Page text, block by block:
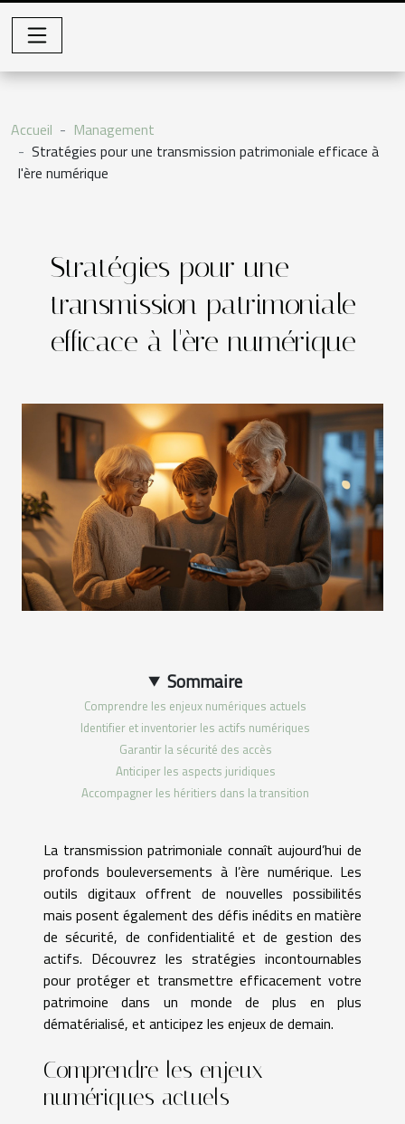
Accueil
Management
Stratégies pour une transmission patrimoniale efficace à
l'ère numérique
Stratégies pour une
transmission patrimoniale
efficace à l'ère numérique
Sommaire
Comprendre les enjeux numériques actuels
Identifier et inventorier les actifs numériques
Garantir la sécurité des accès
Anticiper les aspects juridiques
Accompagner les héritiers dans la transition
La transmission patrimoniale connaît aujourd’hui de
profonds bouleversements à l’ère numérique. Les
outils digitaux offrent de nouvelles possibilités
mais posent également des défis inédits en matière
de sécurité, de confidentialité et de gestion des
actifs. Découvrez les stratégies incontournables
pour protéger et transmettre efficacement votre
patrimoine dans un monde de plus en plus
dématérialisé, et anticipez les enjeux de demain.
Comprendre les enjeux
numériques actuels